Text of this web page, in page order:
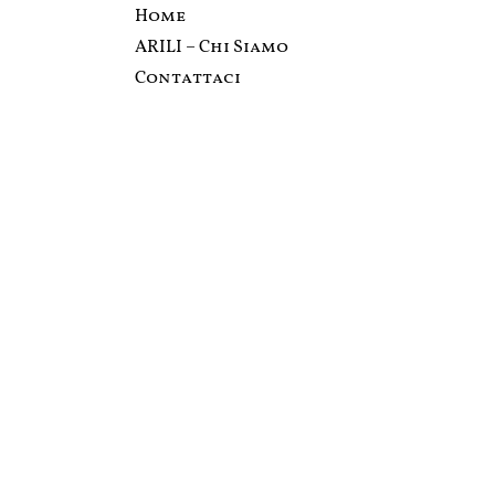
Home
ARILI – Chi Siamo
Contattaci